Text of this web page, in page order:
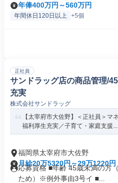
年俸400万円～560万円
年間休日120日以上 +5個
正社員
サンドラッグ店の商品管理/
充実
株式会社サンドラッグ
【太宰府市大佐野】＜正社員＞マ
福利厚生充実／子育て・家庭支援...
福岡県太宰府市大佐野
月給20万5320円～29万1220円
応募資格 ■年齢 45歳未満の方
ため）※例外事由3号イ ■...